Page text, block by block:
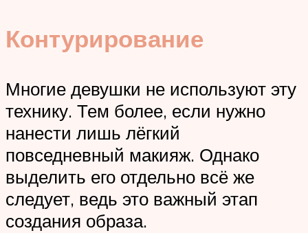
Контурирование
Многие девушки не используют эту
технику. Тем более, если нужно
нанести лишь лёгкий
повседневный макияж. Однако
выделить его отдельно всё же
следует, ведь это важный этап
создания образа.